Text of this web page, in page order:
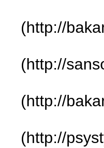
(http://
(http://
(http://
(http://